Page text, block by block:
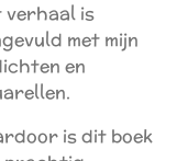
verhaal is
met mijn
en
is dit boek